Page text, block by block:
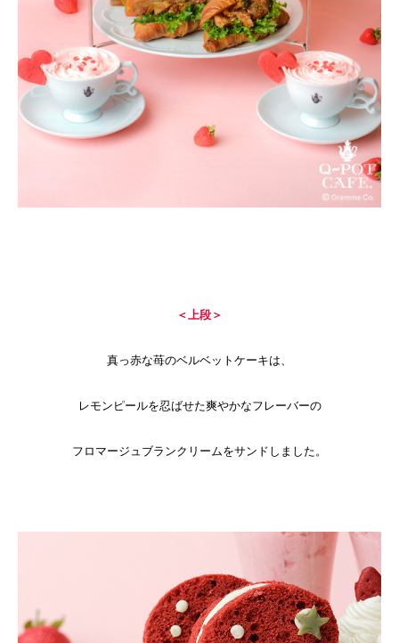
＜上段＞
真っ赤な苺のベルベットケーキは、
レモンピールを忍ばせた爽やかなフレーバーの
フロマージュブランクリームをサンドしました。